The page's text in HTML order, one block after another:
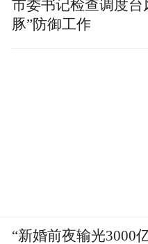
市委书记检查调度台
豚”防御工作
“新婚前夜输光3000